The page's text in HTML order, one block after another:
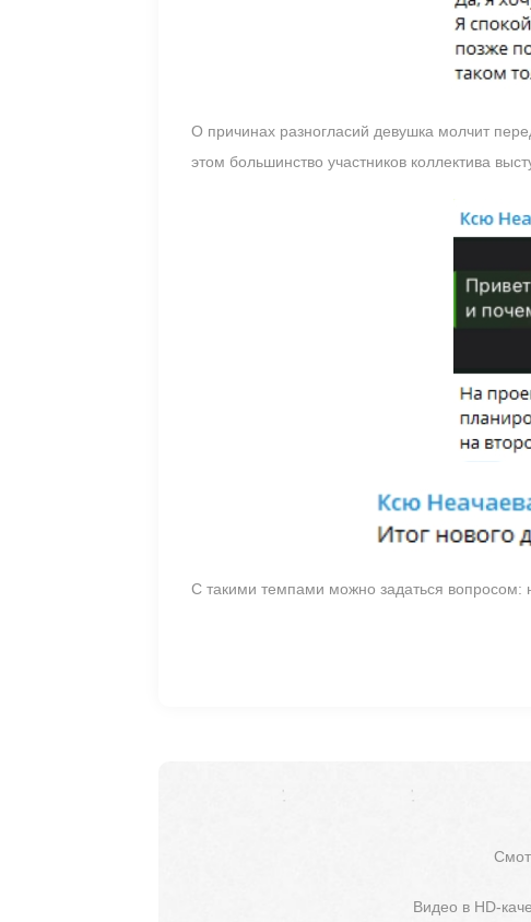
О причинах разногласий девушка молчит
этом большинство участников коллектива
С такими темпами можно задаться
Видео в HD-